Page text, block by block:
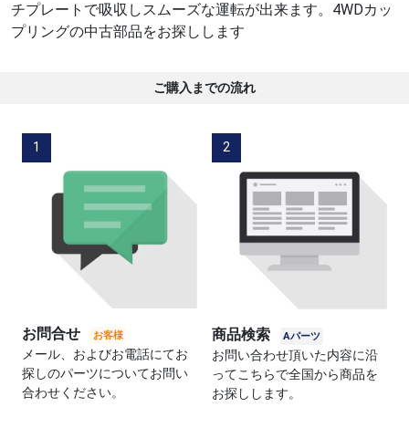
チプレートで吸収しスムーズな運転が出来ます。4WDカッ
プリングの中古部品をお探しします
ご購入までの流れ
1
お問合せ
メール、およびお電話にてお
探しのパーツについてお問い
合わせください。
2
商品検索
お問い合わせ頂いた内容に沿
ってこちらで全国から商品を
お探しします。